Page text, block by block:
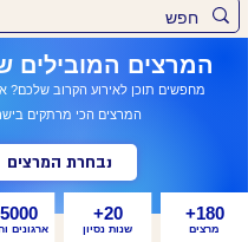
המרצים המובילים
מחפשים תוכן לאירוע הקרוב שלכם?
המרצים הכי מרתקים
נבחרת המרצים
180+
מרצים
20+
שנות נסיון
5000+
ארגונים